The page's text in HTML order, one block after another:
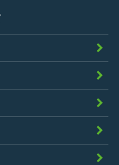
なく、
、当社が定
を受けるこ